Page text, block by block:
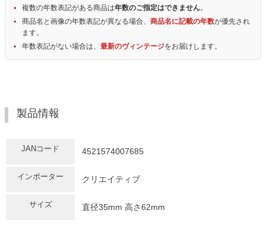
複数の年数表記がある商品は年数のご指定はできません。
商品名と画像の年数表記が異なる場合、 商品名に記載の年数が優先され
ます。
年数表記がない場合は、 最新のヴィンテージをお届けします。
製品情報
JANコード 4521574007685
インポーター クリエイティブ
サイズ 直径35mm 高さ62mm